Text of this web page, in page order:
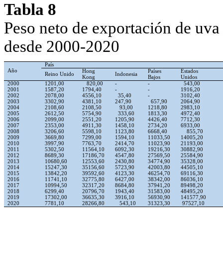
Tabla 8
Peso neto de exportación de
desde 2000-2020
Año
País
Reino Unido
Hong
Kong
Indonesia
Países
Bajos
Estados
Unidos
2000
1201,00 820,00 - -
543,00
2001
1587,20 1794,40 - -
1916,20
2002
2078,00 4556,10 35,40 -
3102,40
2003
3302,90 4381,10 247,90 657,90
2064,90
2004
2108,60 2108,50 93,00 1218,80
2983,10
2005
2612,50 5754,90 333,60 1813,30
4972,40
2006
2099,00 2551,20 1205,90 4426,40
7712,30
2007
2353,00 4911,30 1458,10 2734,20
6933,00
2008
3206,60 5598,10 1123,80 6668,40
855,70
2009
3669,80 7299,00 1594,10 11033,50
14005,20
2010
3997,90 7763,70 2414,70 11023,90
21193,00
2011
5302,50 11564,10 6092,30 19216,30
30882,90
2012
8689,30 17186,70 4547,80 27569,50
25584,90
2013
10680,60 12553,60 2430,80 34774,90
35328,00
2014
15247,30 35156,60 5723,90 42003,80
44505,10
2015
13842,20 39592,60 4123,30 46254,70
69116,30
2016
11741,10 32775,80 6427,00 38342,00
86036,10
2017
10994,50 32317,20 8684,80 37941,20
89498,20
2018
6299,40 20796,70 1943,40 31583,00
48495,20
2019
17302,00 36635,30 3916,10 56930,90
141577,90
2020
7781,10 28266,80 543,10 31323,30 97527,10